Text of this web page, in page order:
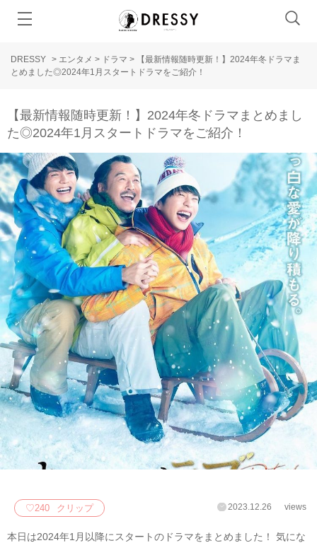
DRESSY > エンタメ > ドラマ >
【最新情報随時更新！】2024年冬ドラマま
とめました◎2024年1月スタートドラマをご紹介！
【最新情報随時更新！】2024年冬ドラマまとめまし
た◎2024年1月スタートドラマをご紹介！
♡240 クリップ 2023.12.26 views
本日は2024年1月以降にスタートのドラマをまとめました！ 気にな